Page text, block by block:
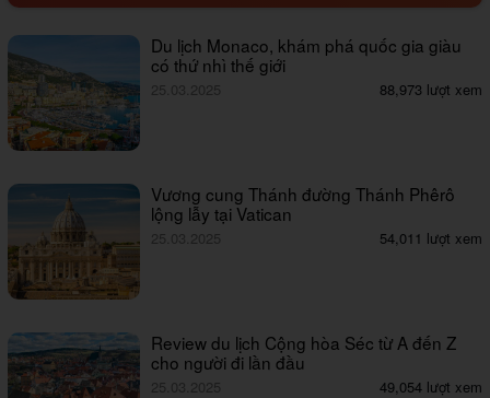
Du lịch Monaco, khám phá quốc gia giàu
có thứ nhì thế giới
25.03.2025 88,973 lượt xem
Vương cung Thánh đường Thánh Phêrô
lộng lẫy tại Vatican
25.03.2025 54,011 lượt xem
Review du lịch Cộng hòa Séc từ A đến Z
cho người đi lần đầu
25.03.2025 49,054 lượt xem